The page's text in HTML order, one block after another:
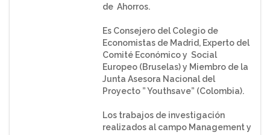
de Ahorros.
Es Consejero del Colegio de
Economistas de Madrid, Experto del
Comité Económico y Social
Europeo (Bruselas) y Miembro de la
Junta Asesora Nacional del
Proyecto ” Youthsave” (Colombia).
Los trabajos de investigación
realizados al campo Management y